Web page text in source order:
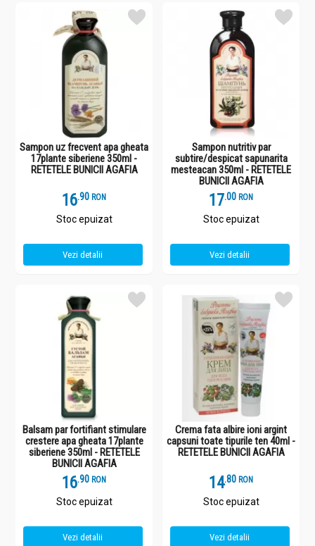
Sampon uz frecvent apa gheata
17plante siberiene 350ml -
RETETELE BUNICII AGAFIA
16.9 RON
Stoc epuizat
Vezi detalii
Sampon nutritiv par
subtire/despicat sapunarita
mesteacan 350ml - RETETELE
BUNICII AGAFIA
17.0 RON
Stoc epuizat
Vezi detalii
Balsam par fortifiant stimulare
crestere apa gheata 17plante
siberiene 350ml - RETETELE
BUNICII AGAFIA
16.9 RON
Stoc epuizat
Vezi detalii
Crema fata albire ioni argint
capsuni toate tipurile ten 40ml -
RETETELE BUNICII AGAFIA
14.8 RON
Stoc epuizat
Vezi detalii